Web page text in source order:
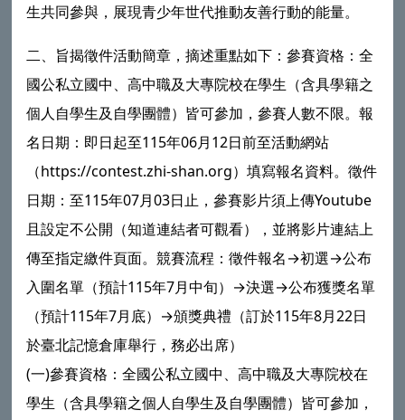
生共同參與，展現青少年世代推動友善行動的能量。
二、旨揭徵件活動簡章，摘述重點如下：參賽資格：全
國公私立國中、高中職及大專院校在學生（含具學籍之
個人自學生及自學團體）皆可參加，參賽人數不限。報
名日期：即日起至115年06月12日前至活動網站
（https://contest.zhi-shan.org）填寫報名資料。徵件
日期：至115年07月03日止，參賽影片須上傳Youtube
且設定不公開（知道連結者可觀看），並將影片連結上
傳至指定繳件頁面。競賽流程：徵件報名→初選→公布
入圍名單（預計115年7月中旬）→決選→公布獲獎名單
（預計115年7月底）→頒獎典禮（訂於115年8月22日
於臺北記憶倉庫舉行，務必出席）
(一)參賽資格：全國公私立國中、高中職及大專院校在
學生（含具學籍之個人自學生及自學團體）皆可參加，